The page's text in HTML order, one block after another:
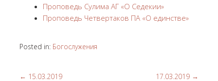
Проповедь Сулима АГ «О Седекии»
Проповедь Четвертаков ПА «О единстве»
Posted in: Богослужения
← 15.03.2019 17.03.2019 →